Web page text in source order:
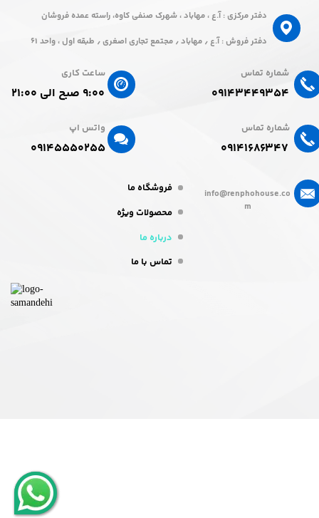
دفتر مرکزی : آ.ع ، مهاباد ، شهرک صنفی کاوه، راسته عمده فروشان
دفتر فروش : آ.ع ٫ مهاباد ٫ مجتمع تجاری اصغری ٫ طبقه اول ، واحد ۶۱
فروشگاه ما
محصولات ویژه
درباره ما
تماس با ما
۰۹۱۴۳۴۴۹۳۵۴
شماره تماس
شماره تماس
۰۹۱۴۱۶۸۶۳۴۷​​​​​​​
ساعت کاری
۹:۰۰ صبح الی ۲۱:۰۰
واتس اپ
۰۹۱۴۵۵۵۰۲۵۵​​​​​​​
info@renphohouse.co
m